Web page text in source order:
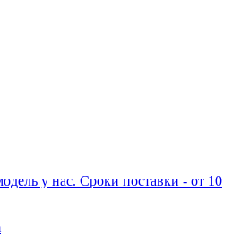
у нас. Сроки поставки - от 10